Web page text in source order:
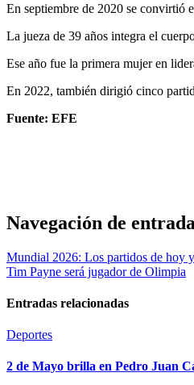
En septiembre de 2020 se convirtió
La jueza de 39 años integra el
Ese año fue la primera mujer en
En 2022, también dirigió cinco
Fuente: EFE
Navegación de
Mundial 2026: Los partidos de hoy
Tim Payne será jugador de Olimpia
Entradas relacionadas
Deportes
2 de Mayo brilla en Pedro Juan